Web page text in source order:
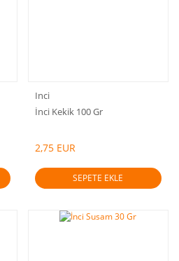
Inci
İnci Kekik 100 Gr
2,75 EUR
SEPETE EKLE